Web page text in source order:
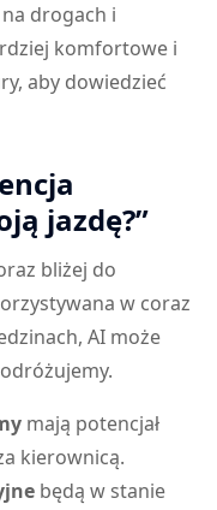
drogach i
komfortowe i
aby dowiedzieć
jazdę?”
bliżej do
w coraz
AI może
mają potencjał
kierownicą.
będą w stanie